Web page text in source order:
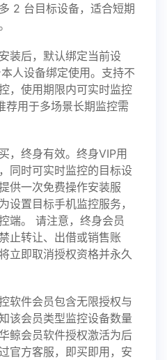
的监控APP
2 台目标设备，适合短期
装后，默认绑定当前设
人设备绑定使用。支持不
，使用期限内可实时监控
荐用于多场景长期监控需
，终身有效。终身VIP用
同时可实时监控的目标设
供一次免费操作安装服
设置目标手机监控服务，
端。 请注意，终身会员
止转让、出借或销售账
立即取消授权资格并永久
软件会员包含无限授权与
该会员类型监控设备数量
鲸会员软件授权激活为后
官方客服，即买即用，安